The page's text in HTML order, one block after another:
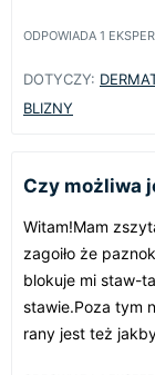
ODPOWIADA 1
DOTYCZY:
BLIZNY
Czy możliwa
Witam!Mam
zagoiło że
blokuje mi staw-
stawie.Poza tym
rany jest też